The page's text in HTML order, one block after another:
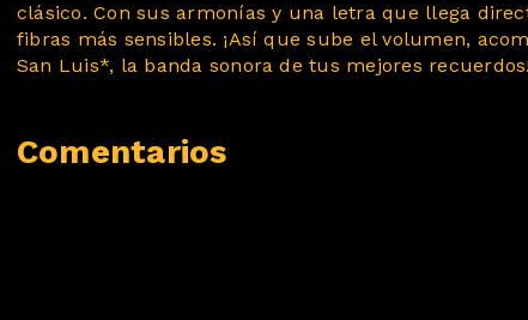
clásico. Con sus armonías y una letra que llega
fibras más sensibles. ¡Así que sube el volumen,
San Luis*, la banda sonora de tus mejores
Comentarios